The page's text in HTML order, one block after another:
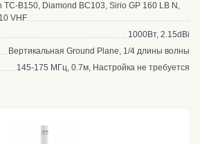
TC-B150, Diamond BC103, Sirio GP 160 LB N,
VHF
1000Вт, 2.15dBi
Вертикальная Ground Plane, 1/4 длины волны
145-175 МГц, 0.7м, Настройка не требуется